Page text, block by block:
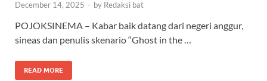
December 14, 2025 - by Redaksi bat
POJOKSINEMA – Kabar baik datang dari negeri anggur,
sineas dan penulis skenario “Ghost in the …
READ MORE